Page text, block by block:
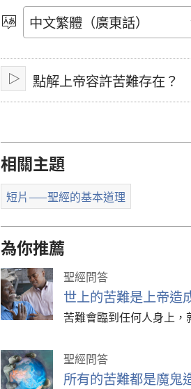
放
影
選
語
言播
放
點解上帝容許苦難存在？
相關主題
短片——聖經的基本道理
為你推薦
聖經問答
世上的苦難是上帝造
苦難會臨到任何人身上
聖經問答
所有的苦難都是魔鬼